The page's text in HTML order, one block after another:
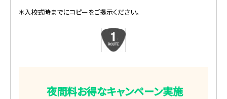
＊入校式時までにコピーをご提示ください。
夜間料お得なキャンペーン実施